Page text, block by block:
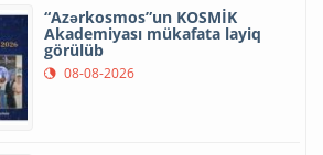
“Azərkosmos”un KOSMİK
Akademiyası mükafata layiq
görülüb
08-08-2026